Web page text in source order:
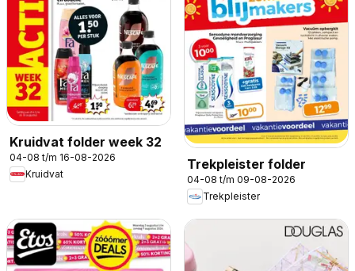
Kruidvat folder week 32
04-08 t/m 16-08-2026
Kruidvat
Trekpleister folder
04-08 t/m 09-08-2026
Trekpleister